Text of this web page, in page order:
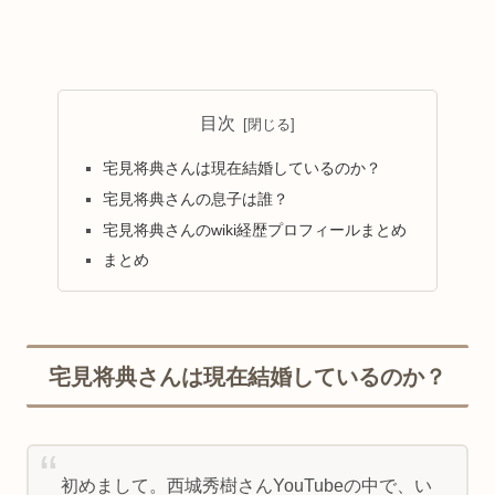
目次
宅見将典さんは現在結婚しているのか？
宅見将典さんの息子は誰？
宅見将典さんのwiki経歴プロフィールまとめ
まとめ
宅見将典さんは現在結婚しているのか？
初めまして。西城秀樹さんYouTubeの中で、い